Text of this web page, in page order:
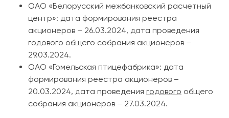
ОАО «Белорусский межбанковский расчетный
центр»: дата формирования реестра
акционеров – 26.03.2024, дата проведения
годового общего собрания акционеров –
29.03.2024.
ОАО «Гомельская птицефабрика»: дата
формирования реестра акционеров –
20.03.2024, дата проведения годового общего
собрания акционеров – 27.03.2024.